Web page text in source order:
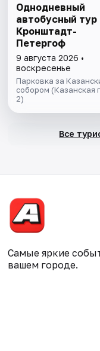
Однодневный
автобусный тур
Кронштадт-
Петергоф
9 августа 2026 •
воскресенье
Парковка за
собором (Казанская
2)
Все
Самые яркие
вашем городе.